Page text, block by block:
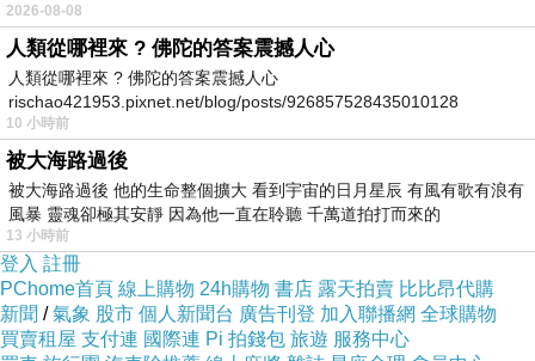
2026-08-08
人類從哪裡來 ? 佛陀的答案震撼人心
人類從哪裡來 ? 佛陀的答案震撼人心
rischao421953.pixnet.net/blog/posts/926857528435010128
10 小時前
被大海路過後
被大海路過後 他的生命整個擴大 看到宇宙的日月星辰 有風有歌有浪有
風暴 靈魂卻極其安靜 因為他一直在聆聽 千萬道拍打而來的
13 小時前
登入 註冊
PChome首頁 線上購物 24h購物 書店 露天拍賣 比比昂代購
新聞 /氣象 股市 個人新聞台 廣告刊登 加入聯播網 全球購物
買賣租屋 支付連 國際連 Pi 拍錢包 旅遊 服務中心